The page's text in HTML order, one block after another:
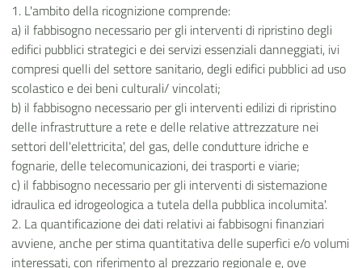
1. L'ambito della ricognizione comprende:
a) il fabbisogno necessario per gli interventi di ripristino degli
edifici pubblici strategici e dei servizi essenziali danneggiati, ivi
compresi quelli del settore sanitario, degli edifici pubblici ad uso
scolastico e dei beni culturali/ vincolati;
b) il fabbisogno necessario per gli interventi edilizi di ripristino
delle infrastrutture a rete e delle relative attrezzature nei
settori dell'elettricita', del gas, delle condutture idriche e
fognarie, delle telecomunicazioni, dei trasporti e viarie;
c) il fabbisogno necessario per gli interventi di sistemazione
idraulica ed idrogeologica a tutela della pubblica incolumita'.
2. La quantificazione dei dati relativi ai fabbisogni finanziari
avviene, anche per stima quantitativa delle superfici e/o volumi
interessati, con riferimento al prezzario regionale e, ove